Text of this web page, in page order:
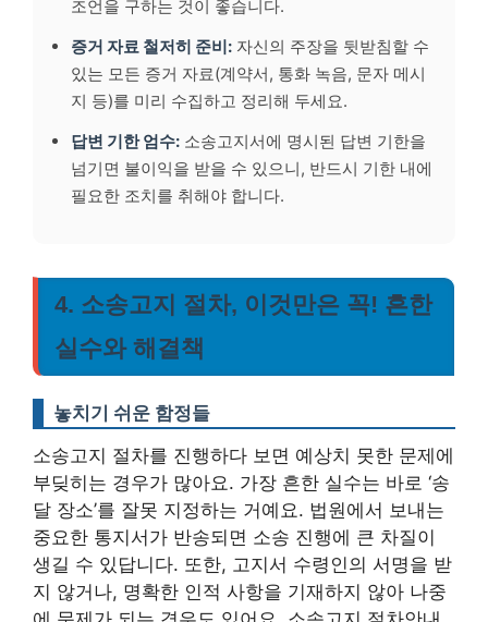
조언을 구하는 것이 좋습니다.
증거 자료 철저히 준비: 자신의 주장을 뒷받침할 수
있는 모든 증거 자료(계약서, 통화 녹음, 문자 메시
지 등)를 미리 수집하고 정리해 두세요.
답변 기한 엄수: 소송고지서에 명시된 답변 기한을
넘기면 불이익을 받을 수 있으니, 반드시 기한 내에
필요한 조치를 취해야 합니다.
4. 소송고지 절차, 이것만은 꼭! 흔한
실수와 해결책
놓치기 쉬운 함정들
소송고지 절차를 진행하다 보면 예상치 못한 문제에
부딪히는 경우가 많아요. 가장 흔한 실수는 바로 ‘송
달 장소’를 잘못 지정하는 거예요. 법원에서 보내는
중요한 통지서가 반송되면 소송 진행에 큰 차질이
생길 수 있답니다. 또한, 고지서 수령인의 서명을 받
지 않거나, 명확한 인적 사항을 기재하지 않아 나중